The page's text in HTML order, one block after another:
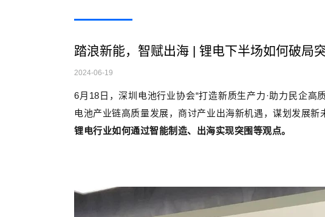
踏浪新能，智赋出海 | 锂电下半场如何破局突
2024-06-19
6月18日，深圳电池行业协会“打造新质生产力·助力民企高
电池产业链高质量发展，商讨产业出海新机遇，谋划发展新
锂电行业如何通过智能制造、出海实现突围等观点。